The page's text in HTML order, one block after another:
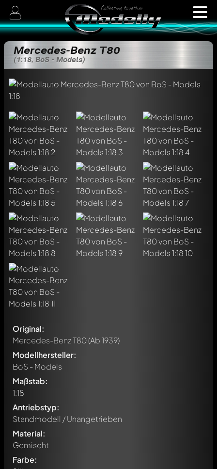
Mercedes-Benz T80
(1:18, BoS - Models)
Original:
Mercedes-Benz T80(Ab 1939)
Modellhersteller:
BoS - Models
Maßstab:
1:18
Antriebstyp:
Standmodell / Unangetrieben
Material:
Gemischt
Farbe: